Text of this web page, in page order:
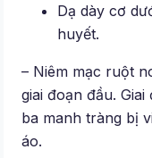
Dạ dày cơ
huyết.
– Niêm mạc ruột
giai đoạn đầu.
ba manh tràng bị
áo.